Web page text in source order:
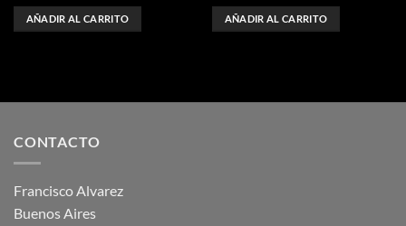
AÑADIR AL CARRITO AÑADIR AL CARRITO
CONTACTO
Francisco Alvarez
Buenos Aires